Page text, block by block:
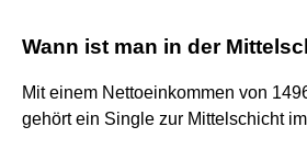
Wann ist man in der
Mit einem Nettoeinkommen von
gehört ein Single zur Mittelschicht